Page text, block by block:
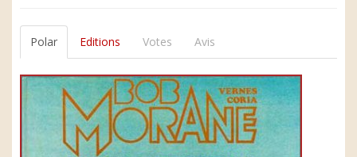
Polar Editions Votes Avis